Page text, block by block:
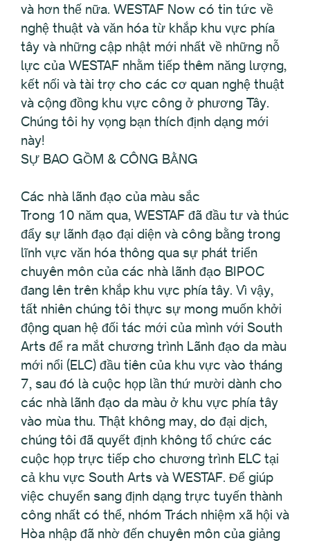
và hơn thế nữa. WESTAF Now có tin tức về
nghệ thuật và văn hóa từ khắp khu vực phía
tây và những cập nhật mới nhất về những nỗ
lực của WESTAF nhằm tiếp thêm năng lượng,
kết nối và tài trợ cho các cơ quan nghệ thuật
và cộng đồng khu vực công ở phương Tây.
Chúng tôi hy vọng bạn thích định dạng mới
này!
SỰ BAO GỒM & CÔNG BẰNG
Các nhà lãnh đạo của màu sắc
Trong 10 năm qua, WESTAF đã đầu tư và thúc
đẩy sự lãnh đạo đại diện và công bằng trong
lĩnh vực văn hóa thông qua sự phát triển
chuyên môn của các nhà lãnh đạo BIPOC
đang lên trên khắp khu vực phía tây. Vì vậy,
tất nhiên chúng tôi thực sự mong muốn khởi
động quan hệ đối tác mới của mình với South
Arts để ra mắt chương trình Lãnh đạo da màu
mới nổi (ELC) đầu tiên của khu vực vào tháng
7, sau đó là cuộc họp lần thứ mười dành cho
các nhà lãnh đạo da màu ở khu vực phía tây
vào mùa thu. Thật không may, do đại dịch,
chúng tôi đã quyết định không tổ chức các
cuộc họp trực tiếp cho chương trình ELC tại
cả khu vực South Arts và WESTAF. Để giúp
việc chuyển sang định dạng trực tuyến thành
công nhất có thể, nhóm Trách nhiệm xã hội và
Hòa nhập đã nhờ đến chuyên môn của giảng